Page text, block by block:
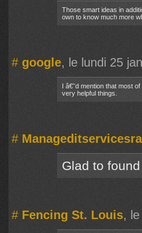
Those smart ideas in
own to know much more
# google, le lundi 25
I â€˜d mention that most
very helpful things.
#
Glad to
# Fencing St. Louis,